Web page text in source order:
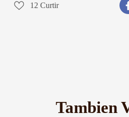
12 Curtir
Tambien